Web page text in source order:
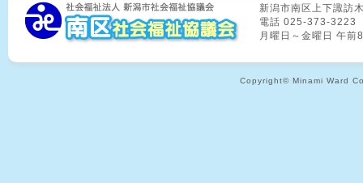
新潟市南区上下諏訪
電話 025-373-3223
月曜日～金曜日 午
Copyright© Minami Ward